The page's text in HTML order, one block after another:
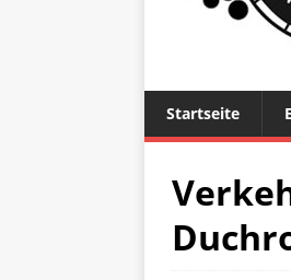
Startseite